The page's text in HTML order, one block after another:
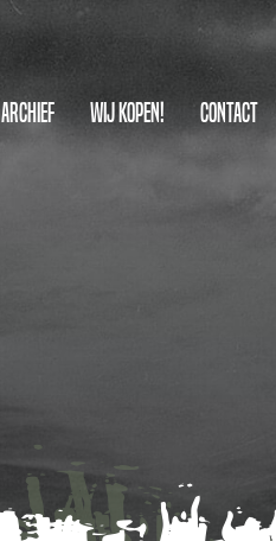
Archief Wij kopen! Contact